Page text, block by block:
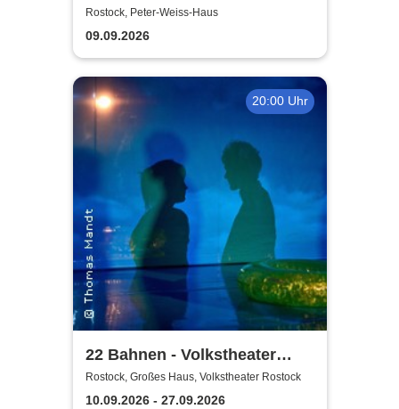
Action presents
Rostock, Peter-Weiss-Haus
09.09.2026
20:00 Uhr
22 Bahnen - Volkstheater
Rostock
Rostock, Großes Haus, Volkstheater Rostock
10.09.2026 - 27.09.2026